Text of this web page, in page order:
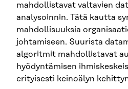
mahdollistavat valtavien
analysoinnin. Tätä kautta
mahdollisuuksia
johtamiseen. Suurista
algoritmit mahdollistavat
hyödyntämisen
erityisesti keinoälyn